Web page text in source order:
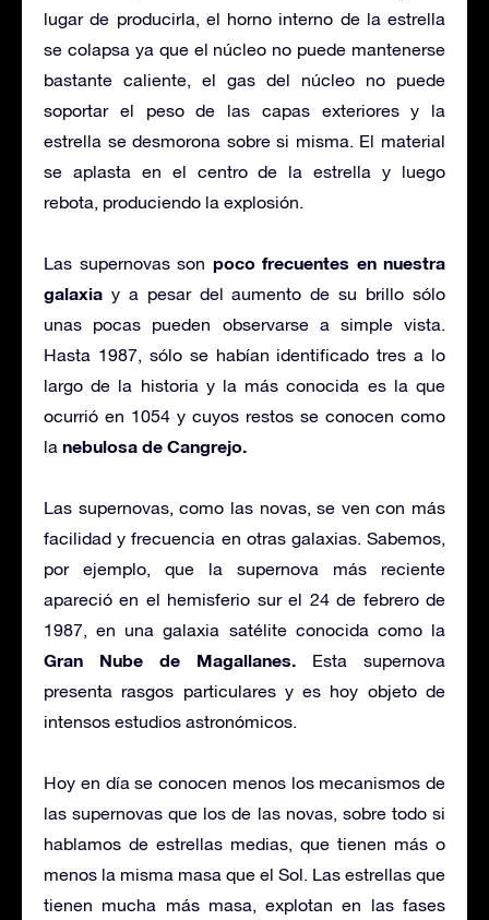
lugar de producirla, el horno interno de la estrella
se colapsa ya que el núcleo no puede mantenerse
bastante caliente, el gas del núcleo no puede
soportar el peso de las capas exteriores y la
estrella se desmorona sobre si misma. El material
se aplasta en el centro de la estrella y luego
rebota, produciendo la explosión.
Las supernovas son poco frecuentes en nuestra
galaxia y a pesar del aumento de su brillo sólo
unas pocas pueden observarse a simple vista.
Hasta 1987, sólo se habían identificado tres a lo
largo de la historia y la más conocida es la que
ocurrió en 1054 y cuyos restos se conocen como
la nebulosa de Cangrejo.
Las supernovas, como las novas, se ven con más
facilidad y frecuencia en otras galaxias. Sabemos,
por ejemplo, que la supernova más reciente
apareció en el hemisferio sur el 24 de febrero de
1987, en una galaxia satélite conocida como la
Gran Nube de Magallanes. Esta supernova
presenta rasgos particulares y es hoy objeto de
intensos estudios astronómicos.
Hoy en día se conocen menos los mecanismos de
las supernovas que los de las novas, sobre todo si
hablamos de estrellas medias, que tienen más o
menos la misma masa que el Sol. Las estrellas que
tienen mucha más masa, explotan en las fases